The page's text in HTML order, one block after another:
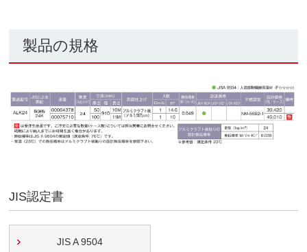
製品の規格
JIS認定書
JIS A 9504